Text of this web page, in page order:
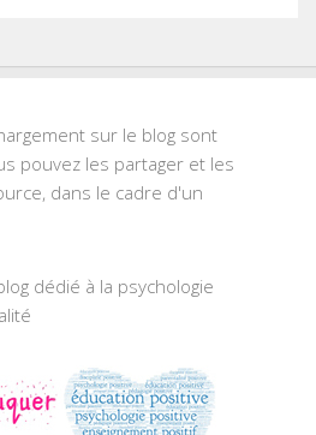
sur le blog sont
pouvez les partager et les
dans le cadre d'un
dédié à la psychologie